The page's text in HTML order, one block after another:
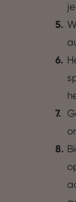
Wij gebruiken